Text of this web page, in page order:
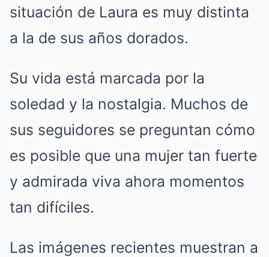
situación de Laura es muy distinta
a la de sus años dorados.
Su vida está marcada por la
soledad y la nostalgia. Muchos de
sus seguidores se preguntan cómo
es posible que una mujer tan fuerte
y admirada viva ahora momentos
tan difíciles.
Las imágenes recientes muestran a